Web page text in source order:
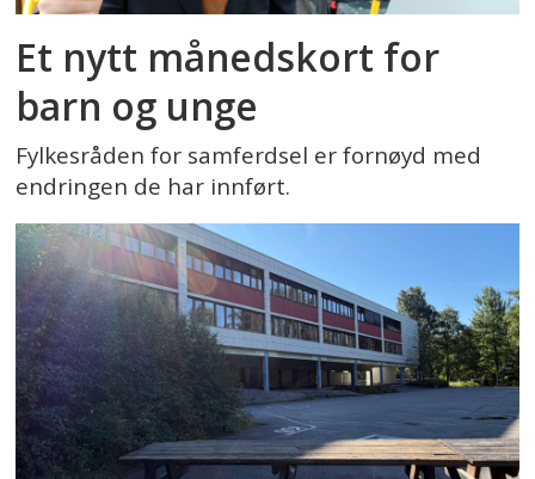
Et nytt månedskort for
barn og unge
Fylkesråden for samferdsel er fornøyd med
endringen de har innført.